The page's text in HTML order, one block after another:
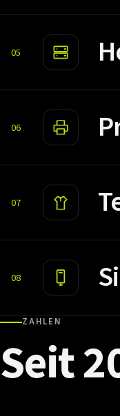
05
06
07
08
ZAHLEN
Seit